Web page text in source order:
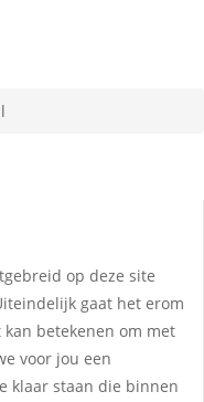
op deze site
gaat het erom
betekenen om met
voor jou een
klaar staan die binnen